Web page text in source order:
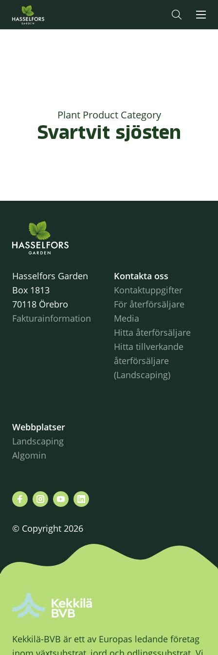
Plant Product Category
Svartvit sjösten
Hasselfors Garden
Box 1813
70118 Örebro
Fakturainformation
Kontakta oss
Kontaktuppgifter
För återförsäljare
Media
Hitta återförsäljare
Hitta tillverkande
återförsäljare
(Landscaping)
Webbplatser
Landscaping
Algomin
© Copyright 2026
Kekkilä-BVB är ett av Europas ledande företag